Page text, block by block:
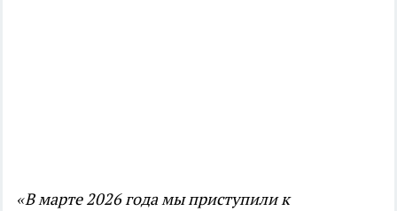
«В марте 2026 года мы приступили к